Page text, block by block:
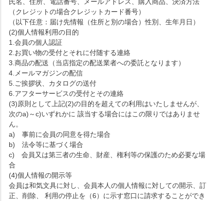
（クレジットの場合クレジットカード番号）
（以下任意：届け先情報（住所と別の場合）性別、生年月日）
(2)個人情報利用の目的
1.会員の個人認証
2.お買い物の受付とそれに付随する連絡
3.商品の配送（当店指定の配送業者への委託となります）
4.メールマガジンの配信
5.ご挨拶状、カタログの送付
6.アフターサービスの受付とその連絡
(3)原則として上記(2)の目的を超えての利用はいたしませんが、
次のa)～c)いずれかに 該当する場合にはこの限りではありませ
ん。
a) 事前に会員の同意を得た場合
b) 法令等に基づく場合
c) 会員又は第三者の生命、財産、権利等の保護のため必要な場
合
(4)個人情報の開示等
会員は和気文具に対し、会員本人の個人情報に対しての開示、訂
正、削除、 利用の停止を（6）に示す窓口に請求することができ